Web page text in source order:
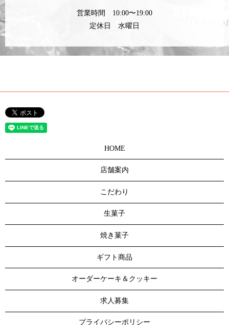
営業時間 10:00〜19:00
定休日 水曜日
HOME
店舗案内
こだわり
生菓子
焼き菓子
ギフト商品
オーダーケーキ＆クッキー
求人募集
プライバシーポリシー